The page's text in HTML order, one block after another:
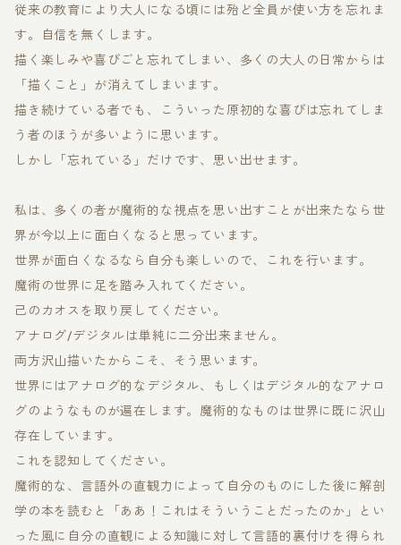
従来の教育により大人になる頃には殆ど全員が使い方を忘れま
す。自信を無くします。
描く楽しみや喜びごと忘れてしまい、多くの大人の日常からは
「描くこと」が消えてしまいます。
描き続けている者でも、こういった原初的な喜びは忘れてしま
う者のほうが多いように思います。
しかし「忘れている」だけです、思い出せます。
私は、多くの者が魔術的な視点を思い出すことが出来たなら世
界が今以上に面白くなると思っています。
世界が面白くなるなら自分も楽しいので、これを行います。
魔術の世界に足を踏み入れてください。
己のカオスを取り戻してください。
アナログ/デジタルは単純に二分出来ません。
両方沢山描いたからこそ、そう思います。
世界にはアナログ的なデジタル、もしくはデジタル的なアナロ
グのようなものが遍在します。魔術的なものは世界に既に沢山
存在しています。
これを認知してください。
魔術的な、言語外の直観力によって自分のものにした後に解剖
学の本を読むと「ああ！これはそういうことだったのか」とい
った風に自分の直観による知識に対して言語的裏付けを得られ